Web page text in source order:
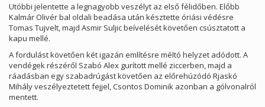
Utóbbi jelentette a legnagyobb veszélyt az első félidőben. Előbb
Kalmár Olivér bal oldali beadása után késztette óriási védésre
Tomas Tujvelt, majd Asmir Suljic beívelését követően csúsztatott a
kapu mellé.
A fordulást követően két igazán említésre méltó helyzet adódott. A
vendégek részéről Szabó Alex gurított mellé ziccerben, majd a
ráadásban egy szabadrúgást követően az előrehúzódó Rjaskó
Mihály veszélyeztetett fejjel, Csontos Dominik azonban a gólvonalról
mentett.